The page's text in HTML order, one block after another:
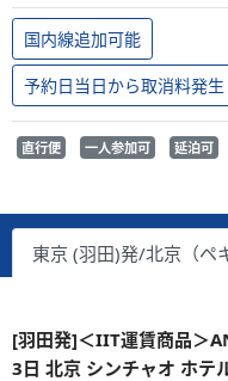
国内線追加可能
予約日当日から取消料発生
直行便 一人参加可 延泊可
東京 (羽田)発/北京（ペ
[羽田発]＜IIT運賃商品＞
3日 北京 シンチャオ ホテ